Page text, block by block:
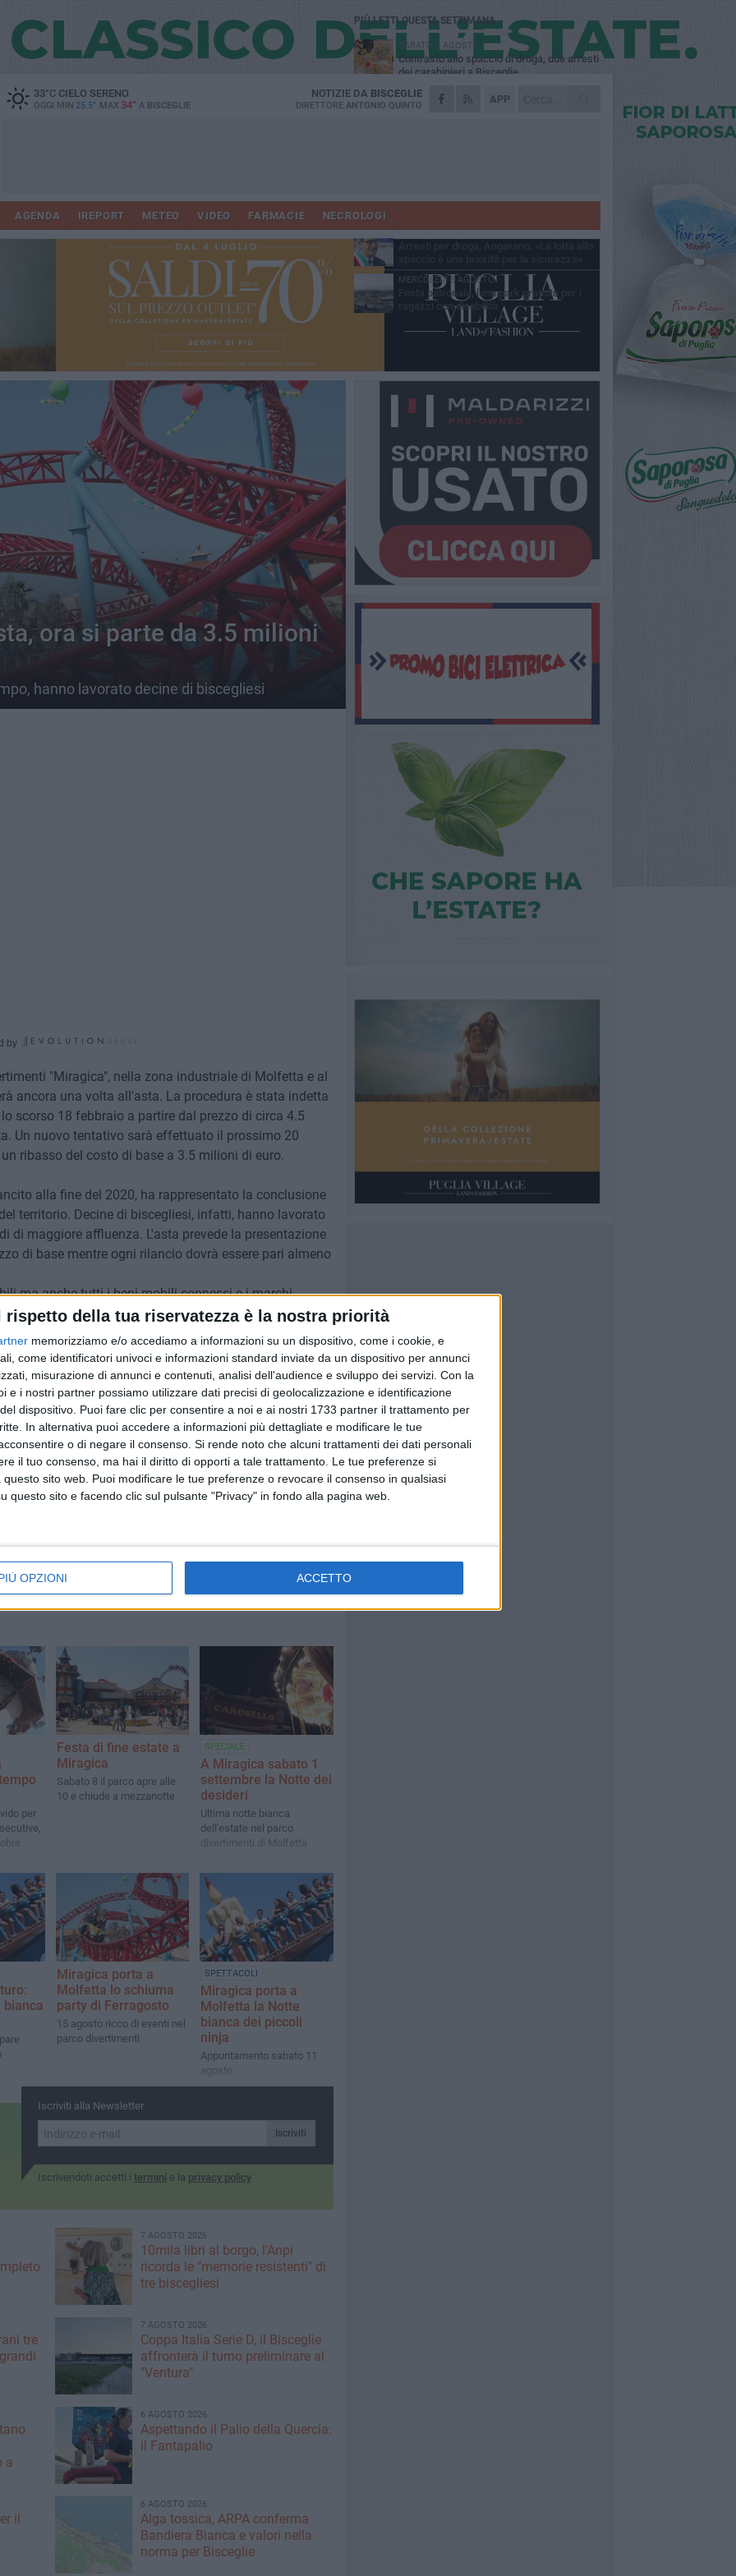
rispetto della tua riservatezza è la nostra priorità
memorizziamo e/o accediamo a informazioni su un dispositivo, come i cookie, e
come identificatori univoci e informazioni standard inviate da un dispositivo per annunci
misurazione di annunci e contenuti, analisi dell'audience e sviluppo dei servizi. Con la
e i nostri partner possiamo utilizzare dati precisi di geolocalizzazione e identificazione
dispositivo. Puoi fare clic per consentire a noi e ai nostri 1733 partner il trattamento per
In alternativa puoi accedere a informazioni più dettagliate e modificare le tue
o di negare il consenso. Si rende noto che alcuni trattamenti dei dati personali
il tuo consenso, ma hai il diritto di opporti a tale trattamento. Le tue preferenze si
sito web. Puoi modificare le tue preferenze o revocare il consenso in qualsiasi
questo sito e facendo clic sul pulsante "Privacy" in fondo alla pagina web.
OPZIONI ACCETTO
33°CCIELO SERENO
OGGI MIN 25.5° MAX 34° A BISCEGLIE
APP
NOTIZIE DA BISCEGLIE
DIRETTORE ANTONIO QUINTO
AGENDA IREPORT METEO VIDEO FARMACIE NECROLOGI
ora si parte da 3.5 milioni
hanno lavorato decine di biscegliesi
by
"Miragica", nella zona industriale di Molfetta e al
ancora una volta all'asta. La procedura è stata indetta
scorso 18 febbraio a partire dal prezzo di circa 4.5
Un nuovo tentativo sarà effettuato il prossimo 20
ribasso del costo di base a 3.5 milioni di euro.
alla fine del 2020, ha rappresentato la conclusione
territorio. Decine di biscegliesi, infatti, hanno lavorato
di maggiore affluenza. L'asta prevede la presentazione
di base mentre ogni rilancio dovrà essere pari almeno
ma anche tutti i beni mobili connessi e i marchi
Barbara Bocchio, a presiedere il regolare svolgimento
vistare il sito, ormai in stato decadente e di forte
7 AGOSTO 2026
Festa patronale, il programma
completo di venerdì 7 agosto
per
Festa di fine estate a
Miragica
Sabato 8 il parco apre alle
10 e chiude a mezzanotte
SPECIALE
A Miragica sabato 1
settembre la Notte dei
desideri
Ultima notte bianca
dell'estate nel parco
divertimenti di Molfetta
bianca
Miragica porta a
Molfetta lo schiuma
party di Ferragosto
15 agosto ricco di eventi nel
parco divertimenti
SPETTACOLI
Miragica porta a
Molfetta la Notte
bianca dei piccoli
ninja
Appuntamento sabato 11
agosto
Iscriviti alla Newsletter
Iscriviti
Iscrivendoti accetti i termini e la privacy policy
7 AGOSTO 2026
10mila libri al borgo, l'Anpi
ricorda le "memorie resistenti" di
tre biscegliesi
tre
7 AGOSTO 2026
Coppa Italia Serie D, il Bisceglie
affronterà il turno preliminare al
"Ventura"
a
6 AGOSTO 2026
Aspettando il Palio della Quercia:
il Fantapalio
il
6 AGOSTO 2026
Alga tossica, ARPA conferma
Bandiera Bianca e valori nella
norma per Bisceglie
PIÙ LETTI QUESTA SETTIMANA
SABATO 1 AGOSTO
Contrasto allo spaccio di droga, due arresti
dei carabinieri a Bisceglie
MARTEDÌ 4 AGOSTO
Emergenza caldo, il Comune di Bisceglie
Due auto incendiate nella notte in via Dieta
SABATO 1 AGOSTO
MERCOLEDÌ 5 AGOSTO
Festa patronale, luna park gratuito per i
ragazzi con disabilità